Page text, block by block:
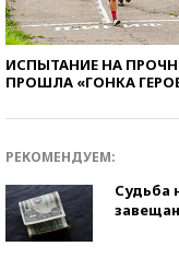
ИСПЫТАНИЕ НА
ПРОШЛА «ГОНКА
РЕКОМЕНДУЕМ:
Судьба